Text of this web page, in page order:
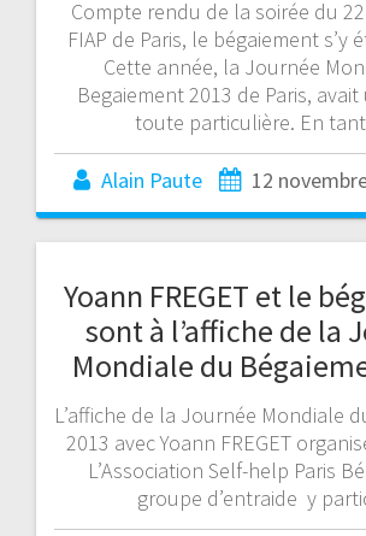
Compte rendu de la soirée du
FIAP de Paris, le bégaiement s’y
Cette année, la Journée
Begaiement 2013 de Paris,
toute particulière. En
Alain Paute 12
Yoann FREGET et le
sont à l’affiche de la
Mondiale du
L’affiche de la Journée Mondiale
2013 avec Yoann FREGET
L’Association Self-help Paris
groupe d’entraide y